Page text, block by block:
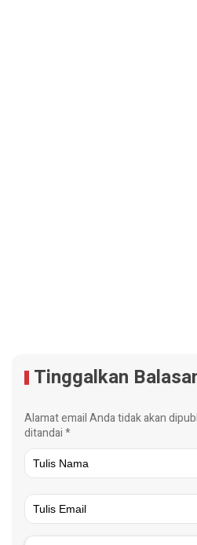
Tinggalkan
Alamat email Anda tidak akan
ditandai*